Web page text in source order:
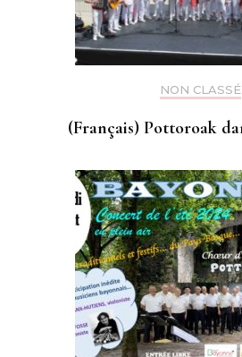
NON CLASSÉ
(Français) Pottoroak